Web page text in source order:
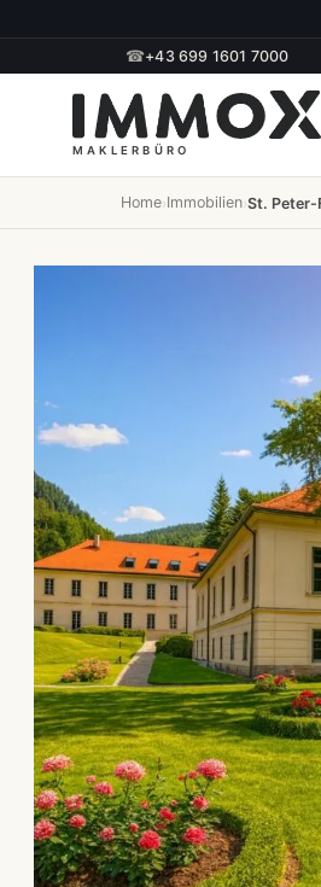
☎+43 699 1601 7000
Home›Immobilien›St. Peter-